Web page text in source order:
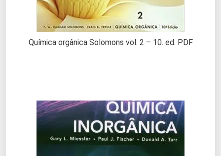
Química orgânica Solomons vol. 2 – 10. ed. PDF